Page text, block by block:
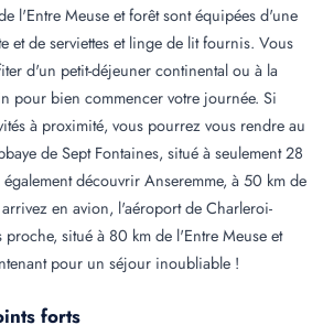
l'Entre Meuse et forêt sont équipées d'une
et de serviettes et linge de lit fournis. Vous
d'un petit-déjeuner continental ou à la
pour bien commencer votre journée. Si
à proximité, vous pourrez vous rendre au
de Sept Fontaines, situé à seulement 28
découvrir Anseremme, à 50 km de
en avion, l'aéroport de Charleroi-
proche, situé à 80 km de l'Entre Meuse et
pour un séjour inoubliable !
forts